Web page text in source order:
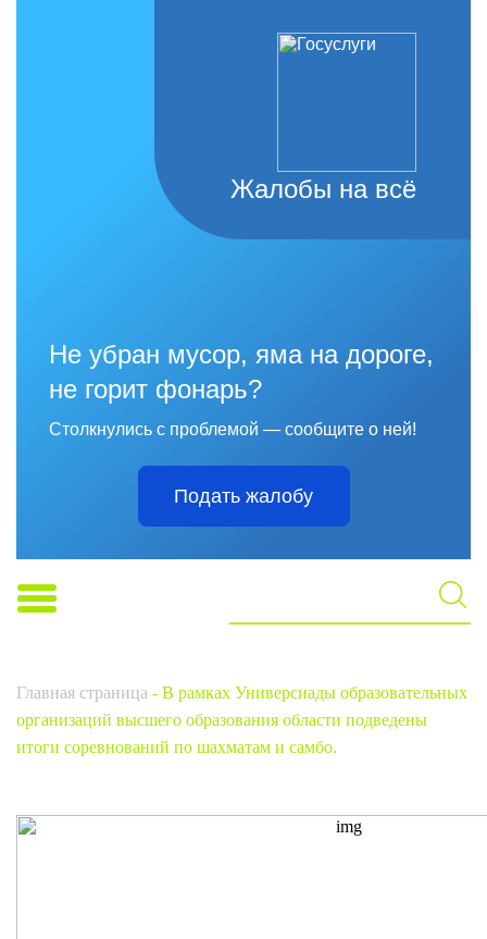
Жалобы на всё
Не убран мусор, яма на дороге,
не горит фонарь?
Столкнулись с проблемой — сообщите о ней!
Подать жалобу
Главная страница - В рамках Универсиады образовательных
организаций высшего образования области подведены
итоги соревнований по шахматам и самбо.